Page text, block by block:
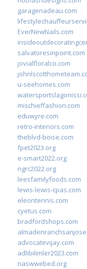
garagenadeau.com
EverNewNails.com
salvatoresinpoint.com
jovialfloralco.com
u-seehomes.com
mischieffashion.com
eduwyre.com
retro-interiors.com
theblvd-boise.com
fpet2023.org
e-smart2022.org
ngrc2022.org
leesfamilyfoods.com
lewis-lewis-cpas.com
eleontennis.com
cyetus.com
bradfordshops.com
advocatevijay.com
adlibilimler2023.com
naswwebed.org